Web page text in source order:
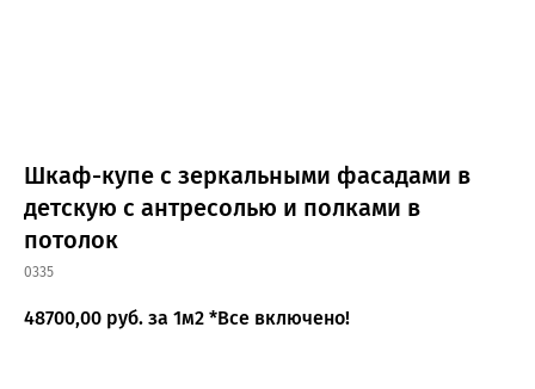
Шкаф-купе с зеркальными фасадами в
детскую с антресолью и полками в
потолок
0335
48700,00 руб. за 1м2 *Все включено!